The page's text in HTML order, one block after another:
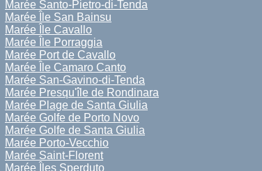
Marée Santo-Pietro-di-Tenda
Marée Île San Bainsu
Marée Île Cavallo
Marée Île Porraggia
Marée Port de Cavallo
Marée Île Camaro Canto
Marée San-Gavino-di-Tenda
Marée Presqu'île de Rondinara
Marée Plage de Santa Giulia
Marée Golfe de Porto Novo
Marée Golfe de Santa Giulia
Marée Porto-Vecchio
Marée Saint-Florent
Marée Îles Sperduto